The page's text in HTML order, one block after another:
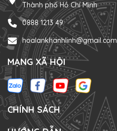
Thành phố Hồ Chí Minh
0888 1213 49
hoalankhanhlinh@gmail.com
MẠNG XÃ HỘI
CHÍNH SÁCH